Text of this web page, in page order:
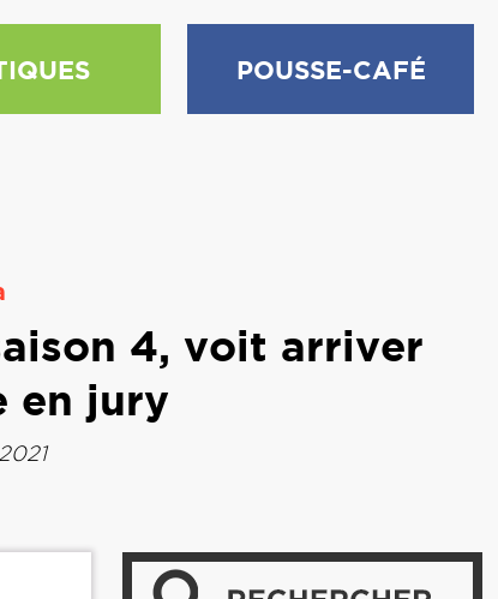
POUSSE-CAFÉ
4, voit arriver
en jury